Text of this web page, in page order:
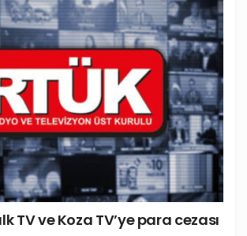
TV ve Koza TV’ye para cezası